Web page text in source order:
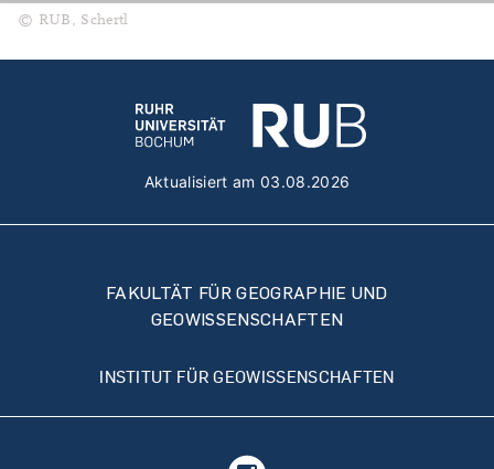
© RUB, Schertl
Aktualisiert am 03.08.2026
FAKULTÄT FÜR GEOGRAPHIE UND
GEOWISSENSCHAFTEN
INSTITUT FÜR GEOWISSENSCHAFTEN